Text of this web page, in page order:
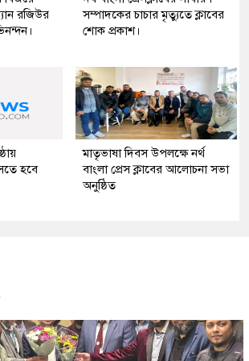
রজিউর
সম্পাদকের চাচার মৃত্যুতে ক্লাবের
শোক প্রকাশ।
হবে
মাতৃভাষা দিবস উপলক্ষে নর্থ
বাংলা প্রেস ক্লাবের আলোচনা সভা
অনুষ্ঠিত